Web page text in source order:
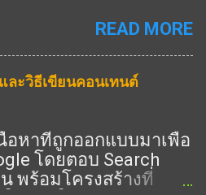
(ความเชี่ยวชาญ)
ช่วย E-E-A-T
👉 ใช้ Heading
สดง Experience 👉 มี
ริง” ✔️ 3. แสดง
ครบทุกมุม ✔️ 4. แสดง
มูลชัด 🔧 วิธีเขียน
READ MORE
ละวิธีเขียนคอนเทนต์
อหาที่ถูกออกแบบมาเพื่อ
โดยตอบ Search
พร้อมโครงสร้างที่